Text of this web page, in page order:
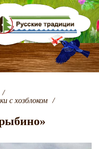
/
с хозблоком /